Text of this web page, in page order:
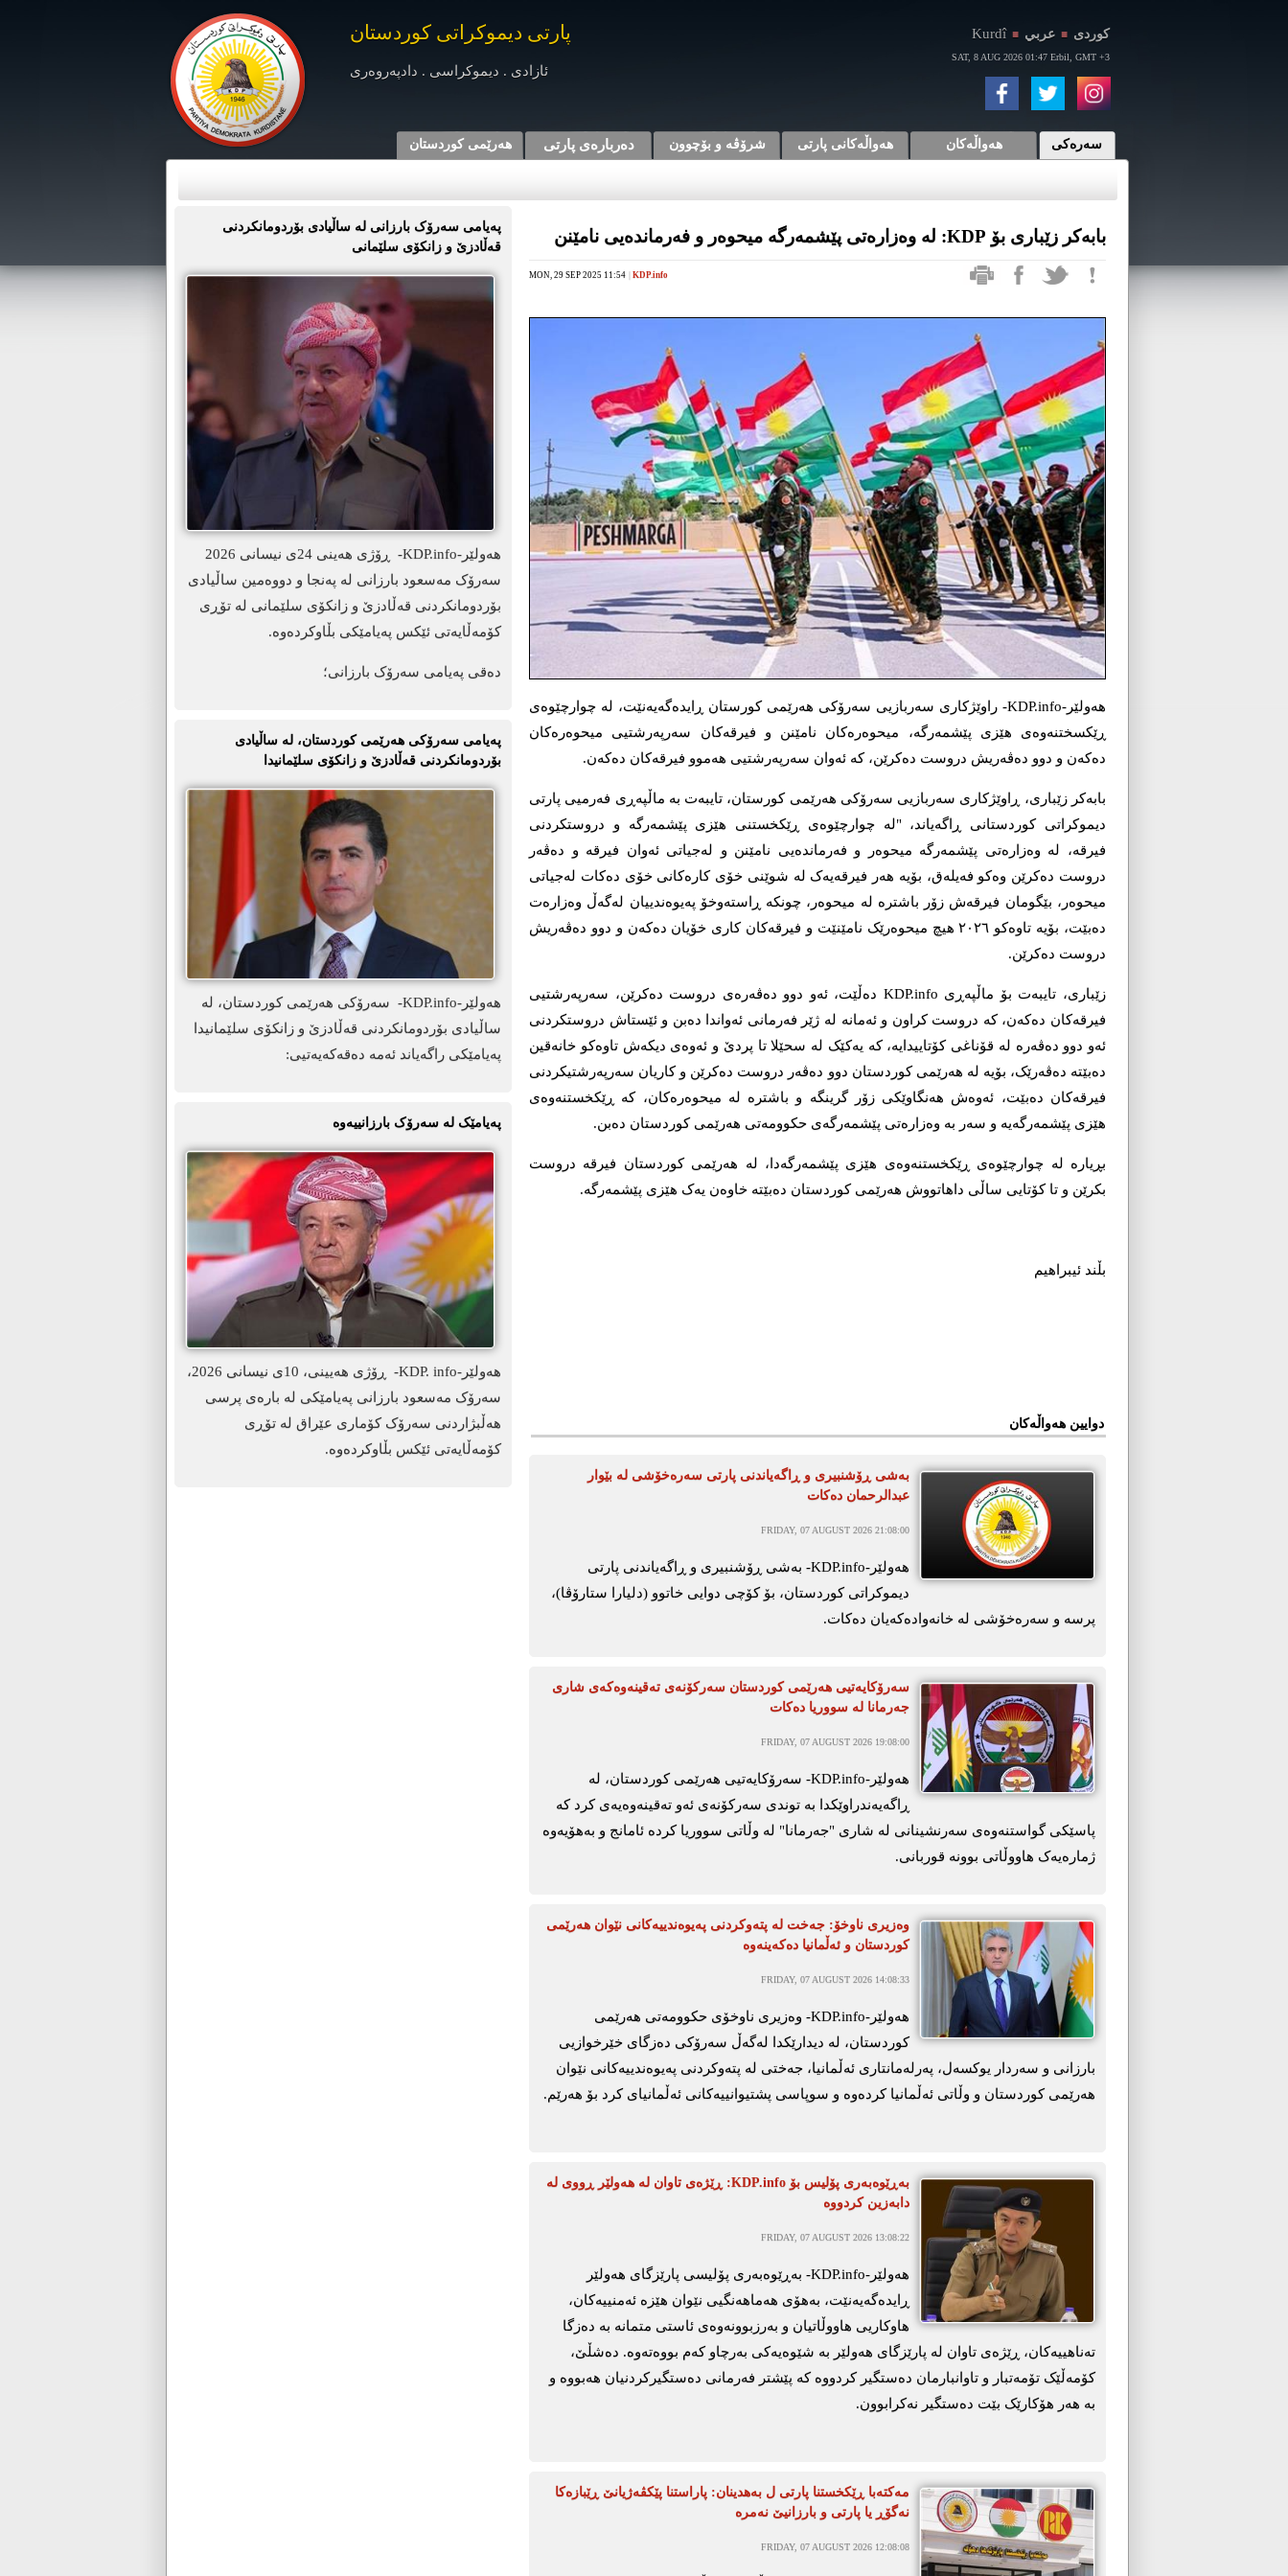
Kurdî ■ كوردی ■ عربي
SAT, 8 AUG 2026 01:47 Erbil, GMT +3
هه‌رێمی کوردستان دەربارەی پارتی شرۆڤه‌ و بۆچوون هەواڵەکانی پارتی هەواڵەکان سەرەکی
پارتی دیموکراتی کوردستان
ئازادی . دیموکراسی . دادپەروەری
بابەكر زێباری بۆ KDP: لە وەزارەتی پێشمەرگە میحوەر و فەرماندەیی نامێنن
MON, 29 SEP 2025 11:54 KDP.info
ھەولێر-KDP.info- راوێژکاری سەربازیی سەرۆکی ھەرێمی کورستان ڕایدەگەیەنێت، لە چوارچێوەی
ڕێکسختنەوەی ھێزی پێشمەرگە، میحوەرەکان نامێنن و فیرقەکان سەرپەرشتیی میحوەرەکان
دەکەن و دوو دەڤەریش دروست دەکرێن، کە ئەوان سەرپەرشتیی ھەموو فیرقەکان دەکەن.
بابەکر زێباری، ڕاوێژکاری سەربازیی سەرۆکی ھەرێمی کورستان، تایبەت بە ماڵپەڕی فەرمیی پارتی
دیموکراتی کوردستانی ڕاگەیاند، "لە چوارچێوەی ڕێکخستنی ھێزی پێشمەرگە و دروستکردنی
فیرقە، لە وەزارەتی پێشمەرگە میحوەر و فەرماندەیی نامێنن و لەجیاتی ئەوان فیرقە و دەڤەر
دروست دەکرێن وەکو فەیلەق، بۆیە ھەر فیرقەیەک لە شوێنی خۆی کارەکانی خۆی دەکات لەجیاتی
میحوەر، بێگومان فیرقەش زۆر باشترە لە میحوەر، چونکە ڕاستەوخۆ پەیوەندییان لەگەڵ وەزارەت
دەبێت، بۆیە تاوەکو ٢٠٢٦ ھیچ میحوەرێک نامێنێت و فیرقەکان کاری خۆیان دەکەن و دوو دەڤەریش
دروست دەکرێن.
زێباری، تایبەت بۆ ماڵپەڕی KDP.info دەڵێت، ئەو دوو دەڤەرەی دروست دەکرێن، سەرپەرشتیی
فیرقەکان دەکەن، کە دروست کراون و ئەمانە لە ژێر فەرمانی ئەواندا دەبن و ئێستاش دروستکردنی
ئەو دوو دەڤەرە لە قۆناغی کۆتاییدایە، کە یەکێک لە سحێلا تا پردێ و ئەوەی دیکەش تاوەکو خانەقین
دەبێتە دەڤەرێک، بۆیە لە ھەرێمی کوردستان دوو دەڤەر دروست دەکرێن و کاریان سەرپەرشتیکردنی
فیرقەکان دەبێت، ئەوەش ھەنگاوێکی زۆر گرینگە و باشترە لە میحوەرەکان، کە ڕێکخستنەوەی
ھێزی پێشمەرگەیە و سەر بە وەزارەتی پێشمەرگەی حکوومەتی ھەرێمی کوردستان دەبن.
بڕیارە لە چوارچێوەی ڕێکخستنەوەی ھێزی پێشمەرگەدا، لە ھەرێمی کوردستان فیرقە دروست
بکرێن و تا کۆتایی ساڵی داھاتووش ھەرێمی کوردستان دەبێتە خاوەن یەک ھێزی پێشمەرگە.
بڵند ئیبراھیم
دوایین هەواڵەکان
بەشی ڕۆشنبیری و ڕاگەیاندنی پارتی سەرەخۆشی لە بێوار
عبدالرحمان دەکات
FRIDAY, 07 AUGUST 2026 21:08:00
ھەولێر-KDP.info- بەشی ڕۆشنبیری و ڕاگەیاندنی پارتی
دیموکراتی کوردستان، بۆ کۆچی دوایی خاتوو (دلیارا ستارۆڤا)،
پرسە و سەرەخۆشی لە خانەوادەکەیان دەکات.
سەرۆکایەتیی هەرێمی کوردستان سەرکۆنەی تەقینەوەکەی شاری
جەرمانا لە سووریا دەکات
FRIDAY, 07 AUGUST 2026 19:08:00
ھەولێر-KDP.info- سەرۆکایەتیی ھەرێمی کوردستان، لە
ڕاگەیەندراوێکدا بە توندی سەرکۆنەی ئەو تەقینەوەیەی کرد کە
پاسێکی گواستنەوەی سەرنشینانی لە شاری "جەرمانا" لە وڵاتی سووریا کردە ئامانج و بەھۆیەوە
ژمارەیەک ھاووڵاتی بوونە قوربانی.
وەزیری ناوخۆ: جەخت لە پتەوکردنی پەیوەندییەکانی نێوان هەرێمی
کوردستان و ئەڵمانیا دەکەینەوە
FRIDAY, 07 AUGUST 2026 14:08:33
هەولێر-KDP.info- وەزیری ناوخۆی حکوومەتی هەرێمی
کوردستان، لە دیدارێکدا لەگەڵ سەرۆکی دەزگای خێرخوازیی
بارزانی و سەردار یوکسەل، پەرلەمانتاری ئەڵمانیا، جەختی لە پتەوکردنی پەیوەندییەکانی نێوان
هەرێمی کوردستان و وڵاتی ئەڵمانیا کردەوە و سوپاسی پشتیوانییەکانی ئەڵمانیای کرد بۆ هەرێم.
بەڕێوەبەری پۆلیس بۆ KDP.info: ڕێژەی تاوان لە هەولێر ڕووی لە
دابەزین کردووە
FRIDAY, 07 AUGUST 2026 13:08:22
هەولێر-KDP.info- بەڕێوەبەری پۆلیسی پارێزگای هەولێر
ڕایدەگەیەنێت، بەهۆی هەماهەنگیی نێوان هێزە ئەمنییەکان،
هاوکاریی هاووڵاتیان و بەرزبوونەوەی ئاستی متمانە بە دەزگا
تەناهییەکان، ڕێژەی تاوان لە پارێزگای هەولێر بە شێوەیەکی بەرچاو کەم بووەتەوە. دەشڵێ،
کۆمەڵێک تۆمەتبار و تاوانبارمان دەستگیر کردووە کە پێشتر فەرمانی دەستگیرکردنیان هەبووە و
بە هەر هۆکارێک بێت دەستگیر نەکرابوون.
مەکتەبا ڕێکخستنا پارتی ل بەهدینان: پاراستنا پێکڤەژیانێ ڕێبازەکا
نەگۆڕ یا پارتی و بارزانیێ نەمرە
FRIDAY, 07 AUGUST 2026 12:08:08
پەیامی سەرۆک بارزانی لە ساڵیادی بۆردومانکردنی
قەڵادزێ و زانکۆی سلێمانی
ھەولێر-KDP.info- ڕۆژی هەینی 24ی نیسانی 2026
سەرۆک مەسعود بارزانی لە پەنجا و دووەمین ساڵیادی
بۆردومانکردنی قەڵادزێ و زانکۆی سلێمانی لە تۆڕی
کۆمەڵایەتی ئێکس پەیامێکی بڵاوکردەوە.
دەقی پەیامی سەرۆک بارزانی؛
پەیامی سەرۆکی ھەرێمی کوردستان، لە ساڵیادی
بۆردومانکردنی قەڵادزێ و زانکۆی سلێمانیدا
ھەولێر-KDP.info- سەرۆکی ھەرێمی کوردستان، لە
ساڵیادی بۆردومانکردنی قەڵادزێ و زانکۆی سلێمانیدا
پەیامێکی راگەیاند ئەمە دەقەکەیەتیی:
پەیامێک لە سەرۆک بارزانییەوە
ھەولێر-KDP. info- ڕۆژی هەیینی، 10ی نیسانی 2026،
سەرۆک مەسعود بارزانی پەیامێکی لە بارەی پرسی
هەڵبژاردنی سەرۆک کۆماری عێراق لە تۆڕی
کۆمەڵایەتی ئێکس بڵاوکردەوە.